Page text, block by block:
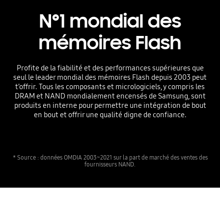
N°1 mondial des
mémoires Flash
Profite de la fiabilité et des performances supérieures que
seul le leader mondial des mémoires Flash depuis 2003 peut
t’offrir. Tous les composants et micrologiciels, y compris les
DRAM et NAND mondialement encensés de Samsung, sont
produits en interne pour permettre une intégration de bout
en bout et offrir une qualité digne de confiance.
* Source : données OMDIA 2003~2021 sur la part de marché des ventes des
fournisseurs NAND.